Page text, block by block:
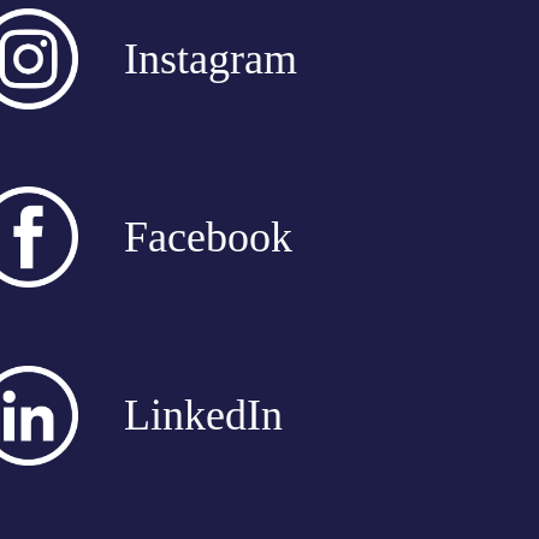
Instagram
Facebook
LinkedIn